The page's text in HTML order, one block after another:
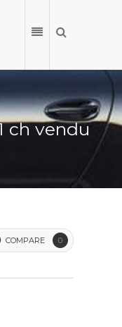
ch vendu
COMPARE 0